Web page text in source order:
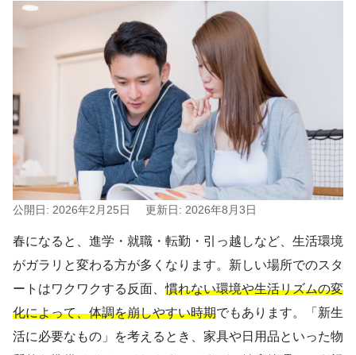
公開日: 2026年2月25日 更新日: 2026年8月3日
春になると、進学・就職・転勤・引っ越しなど、生活環境
がガラリと変わる方が多くなります。新しい場所でのスタ
ートはワクワクする反面、慣れない環境や生活リズムの変
化によって、体調を崩しやすい時期でもあります。「新生
活に必要なもの」を考えるとき、家具や日用品といった物